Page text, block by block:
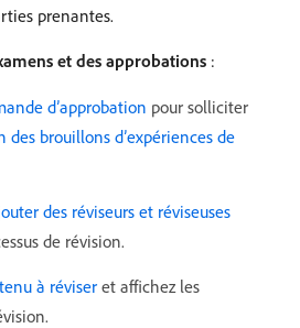
prenantes.
et des approbations :
d’approbation pour solliciter
des brouillons d’expériences de
des réviseurs et réviseuses
de révision.
à réviser et affichez les